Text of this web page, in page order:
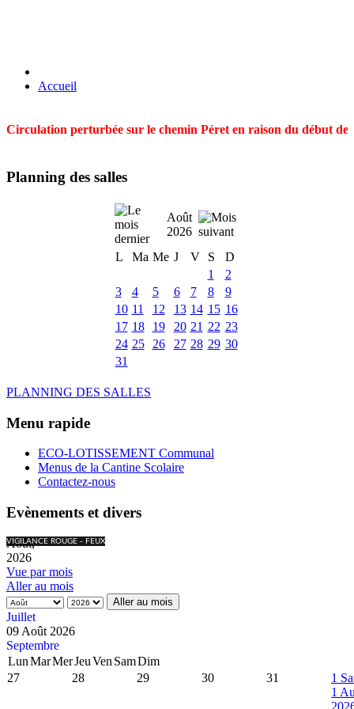
Accueil
Circulation perturbée sur le chemin Péret en raison du début
Planning des salles
Août
2026
L
Ma Me J V S
D
1
2
3
4 5 6 7 8
9
10 11 12 13 14 15 16
17 18 19 20 21 22 23
24 25 26 27 28 29 30
31
PLANNING DES SALLES
Menu rapide
ECO-LOTISSEMENT Communal
Menus de la Cantine Scolaire
Contactez-nous
Evènements et divers
VIGILANCE ROUGE - FEUX
Août,
2026
Vue par mois
Aller au mois
Aller au mois
Juillet
09 Août 2026
Septembre
LunMarMerJeuVen SamDim
27
28 29 30 31 1
1